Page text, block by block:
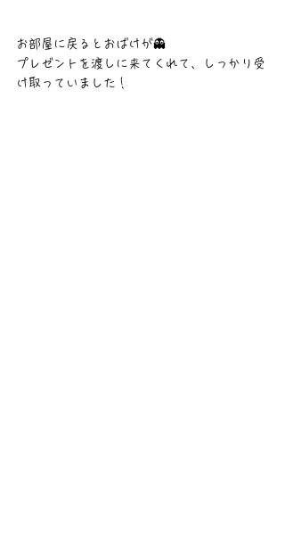
お部屋に戻るとおばけが👻
プレゼントを渡しに来てくれて、しっかり受
け取っていました！